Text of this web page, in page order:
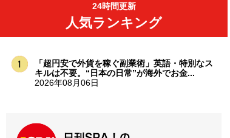
24時間更新
人気ランキング
「超円安で外貨を稼ぐ副業術」英語・特別なス
キルは不要。“日本の日常”が海外でお金...
2026年08月06日